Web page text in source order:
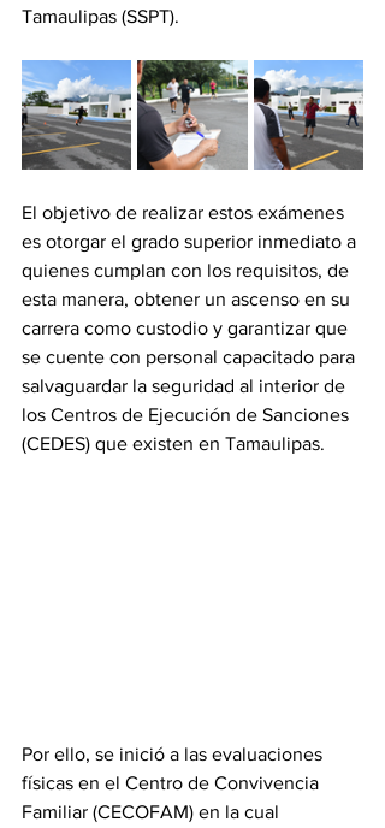
Tamaulipas (SSPT).
El objetivo de realizar estos exámenes
es otorgar el grado superior inmediato a
quienes cumplan con los requisitos, de
esta manera, obtener un ascenso en su
carrera como custodio y garantizar que
se cuente con personal capacitado para
salvaguardar la seguridad al interior de
los Centros de Ejecución de Sanciones
(CEDES) que existen en Tamaulipas.
Por ello, se inició a las evaluaciones
físicas en el Centro de Convivencia
Familiar (CECOFAM) en la cual